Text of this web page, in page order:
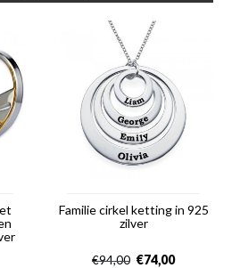
Familie cirkel ketting in 925
zilver
€94,00 €74,00